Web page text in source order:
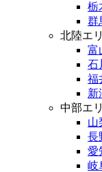
栃
群
北陸エ
富
石
福
新
中部エ
山
長
愛
岐